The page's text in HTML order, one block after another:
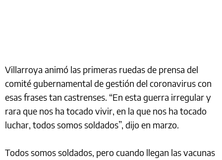
Villarroya animó las primeras ruedas de prensa del
comité gubernamental de gestión del coronavirus con
esas frases tan castrenses. “En esta guerra irregular y
rara que nos ha tocado vivir, en la que nos ha tocado
luchar, todos somos soldados”, dijo en marzo.
Todos somos soldados, pero cuando llegan las vacunas